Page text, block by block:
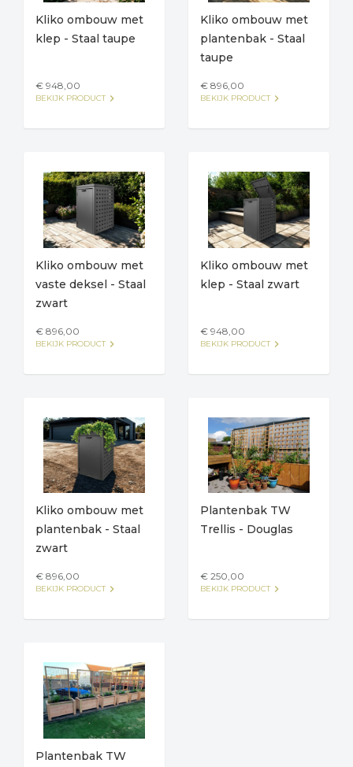
Kliko ombouw met
klep - Staal taupe
€ 948,00
BEKIJK PRODUCTkeyboard_arrow_right
Kliko ombouw met
plantenbak - Staal
taupe
€ 896,00
BEKIJK PRODUCTkeyboard_arrow_right
Kliko ombouw met
vaste deksel - Staal
zwart
€ 896,00
BEKIJK PRODUCTkeyboard_arrow_right
Kliko ombouw met
klep - Staal zwart
€ 948,00
BEKIJK PRODUCTkeyboard_arrow_right
Kliko ombouw met
plantenbak - Staal
zwart
€ 896,00
BEKIJK PRODUCTkeyboard_arrow_right
Plantenbak TW
Trellis - Douglas
€ 250,00
BEKIJK PRODUCTkeyboard_arrow_right
Plantenbak TW